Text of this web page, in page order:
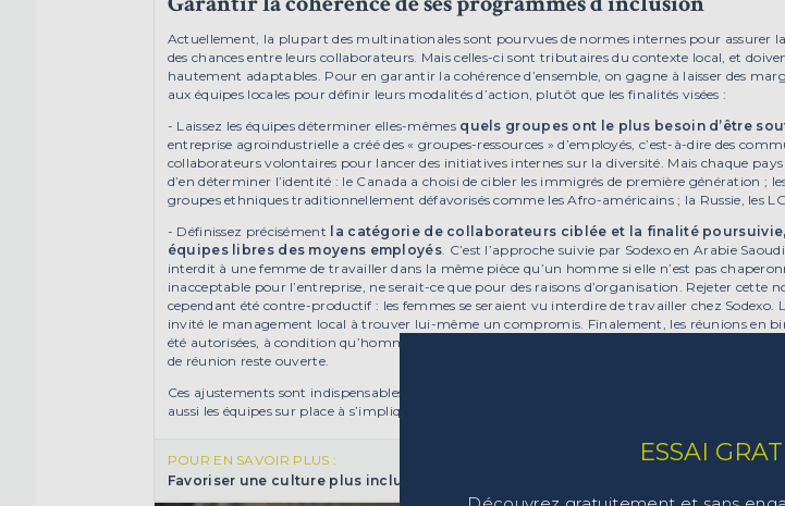
Actuellement, la plupart des multinationales sont pourvues de normes internes pour assurer
des chances entre leurs collaborateurs. Mais celles-ci sont tributaires du contexte local, et
hautement adaptables. Pour en garantir la cohérence d’ensemble, on gagne à laisser des
aux équipes locales pour définir leurs modalités d’action, plutôt que les finalités visées :
- Laissez les équipes déterminer elles-mêmes quels groupes ont le plus besoin d’être
entreprise agroindustrielle a créé des « groupes-ressources » d’employés, c’est-à-dire des
collaborateurs volontaires pour lancer des initiatives internes sur la diversité. Mais chaque pays
d’en déterminer l’identité : le Canada a choisi de cibler les immigrés de première génération ;
groupes ethniques traditionnellement défavorisés comme les Afro-américains ; la Russie, les
- Définissez précisément la catégorie de collaborateurs ciblée et la finalité
équipes libres des moyens employés . C’est l’approche suivie par Sodexo en Arabie
interdit à une femme de travailler dans la même pièce qu’un homme si elle n’est pas
inacceptable pour l’entreprise, ne serait-ce que pour des raisons d’organisation. Rejeter cette
cependant été contre-productif : les femmes se seraient vu interdire de travailler chez Sodexo.
invité le management local à trouver lui-même un compromis. Finalement, les réunions en
été autorisées, à condition qu’hommes et femmes s’asseyent chacun d’un côté du bureau et
de réunion reste ouverte.
Ces ajustements sont indispensables pour assurer la pertinence locale des actions mises en
aussi les équipes sur place à s’impliquer : une solution coconstruite est mieux appliquée.
POUR EN SAVOIR PLUS :
Favoriser une culture plus inclusive
ESSAI